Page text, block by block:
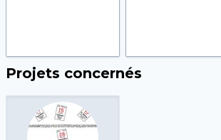
Projets concernés